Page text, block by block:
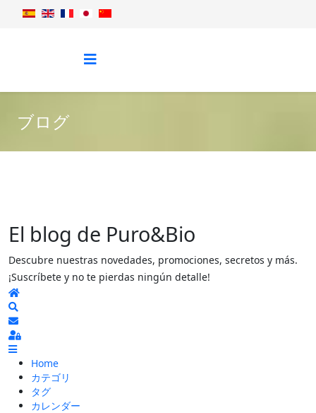
ブログ
El blog de Puro&Bio
Descubre nuestras novedades, promociones, secretos y más.
¡Suscríbete y no te pierdas ningún detalle!
Home
ブログの更新を購読
Sign In
Home
カテゴリ
タグ
カレンダー